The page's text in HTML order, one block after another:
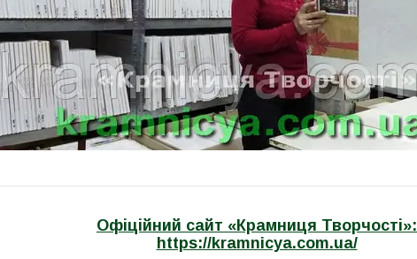
Офіційний сайт «Крамниця Творчості»:
https://kramnicya.com.ua/